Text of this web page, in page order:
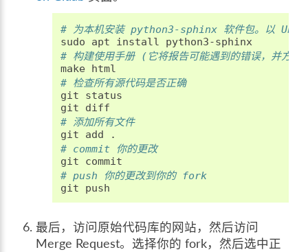
# 为本机安装 python3-sphinx 软件包。以
sudo
apt install
# 构建使用手册 (它将报告可能遇到的错误，并方便
make
# 检查所有源代码是否正确
git
status
git
# 添加所有文件
git
add
# commit 你的更改
git
# push 你的更改到你的 fork
git
最后，访问原始代码库的网站，然后访问
Merge Request。选择你的 fork，然后选中正